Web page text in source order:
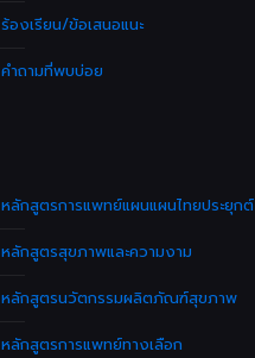
ร้องเรียน/ข้อเสนอแนะ
คำถามที่พบบ่อย
หลักสูตรการแพทย์แผนแผนไทยประยุกต์
หลักสูตรสุขภาพและความงาม
หลักสูตรนวัตกรรมผลิตภัณฑ์สุขภาพ
หลักสูตรการแพทย์ทางเลือก